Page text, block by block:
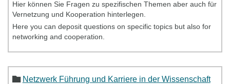
Hier können Sie Fragen zu spezifischen Themen aber auch für
Vernetzung und Kooperation hinterlegen.
Here you can deposit questions on specific topics but also for
networking and cooperation.
Netzwerk Führung und Karriere in der Wissenschaft